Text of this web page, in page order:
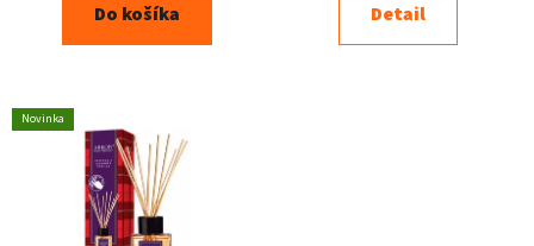
Do košíka Detail
Novinka